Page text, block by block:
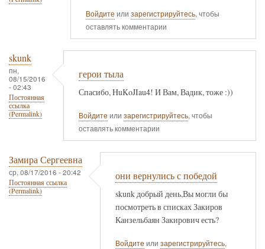
Войдите или зарегистрируйтесь, чтобы
оставлять комментарии
skunk
пн,
08/15/2016
- 02:43
Постоянная
ссылка
(Permalink)
герои тыла
Спасибо, HuKoJIau4! И Вам, Вадик, тоже :))
Войдите или зарегистрируйтесь, чтобы
оставлять комментарии
Замира Сергеевна
ср, 08/17/2016 - 20:42
Постоянная ссылка
(Permalink)
они вернулись с победой
skunk добрый день,Вы могли бы
посмотреть в списках Закиров
Канзельбаян Закирович есть?
Войдите или зарегистрируйтесь,